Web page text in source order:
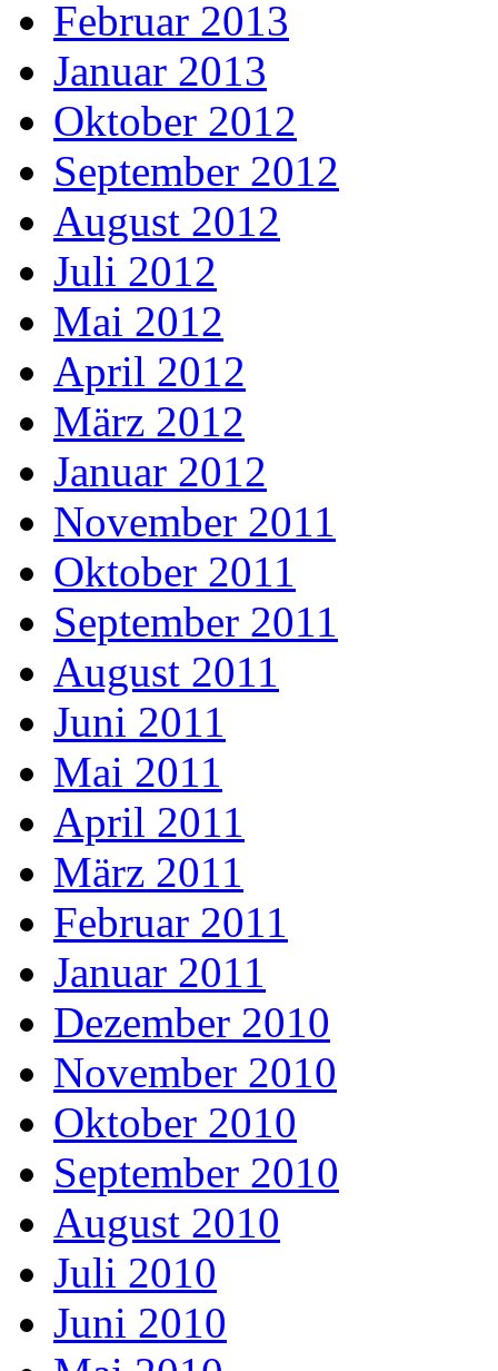
Februar 2013
Januar 2013
Oktober 2012
September 2012
August 2012
Juli 2012
Mai 2012
April 2012
März 2012
Januar 2012
November 2011
Oktober 2011
September 2011
August 2011
Juni 2011
Mai 2011
April 2011
März 2011
Februar 2011
Januar 2011
Dezember 2010
November 2010
Oktober 2010
September 2010
August 2010
Juli 2010
Juni 2010